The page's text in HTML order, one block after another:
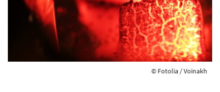
© Fotolia / Voinakh